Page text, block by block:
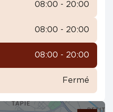
08:00 - 20:00
08:00 - 20:00
08:00 - 20:00
Fermé